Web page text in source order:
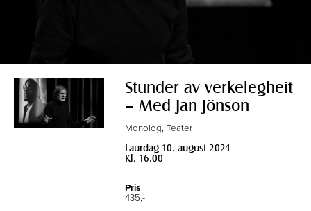
Stunder av verkelegheit
– Med Jan Jönson
Monolog, Teater
Laurdag 10. august 2024
Kl. 16:00
Pris
435,-